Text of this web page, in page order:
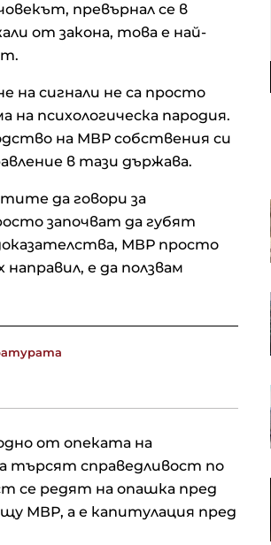
превърнал се в
от закона, това е най-
на сигнали не са просто
психологическа пародия.
на МВР собствения си
в тази държава.
да говори за
започват да губят
МВР просто
е да ползвам
от опеката на
търсят справедливост по
се редят на опашка пред
МВР, а е капитулация пред
Загубата на права за излъчване
на NBA сви рязко приходите на
Warner Bros.
България прикрива
демографска криза
Жилищното строителство в
САЩ се забавя, но цените на
дървения материал са на 4-